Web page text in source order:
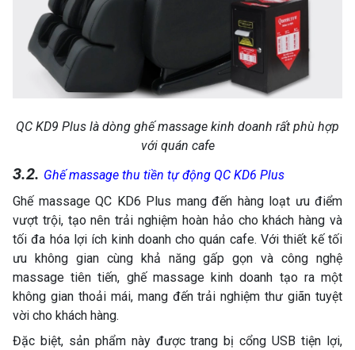
QC KD9 Plus là dòng ghế massage kinh doanh rất phù hợp
với quán cafe
3.2. Ghế massage thu tiền tự động QC KD6 Plus
Ghế massage QC KD6 Plus mang đến hàng loạt ưu điểm
vượt trội, tạo nên trải nghiệm hoàn hảo cho khách hàng và
tối đa hóa lợi ích kinh doanh cho quán cafe. Với thiết kế tối
ưu không gian cùng khả năng gấp gọn và công nghệ
massage tiên tiến, ghế massage kinh doanh tạo ra một
không gian thoải mái, mang đến trải nghiệm thư giãn tuyệt
vời cho khách hàng.
Đặc biệt, sản phẩm này được trang bị cổng USB tiện lợi,